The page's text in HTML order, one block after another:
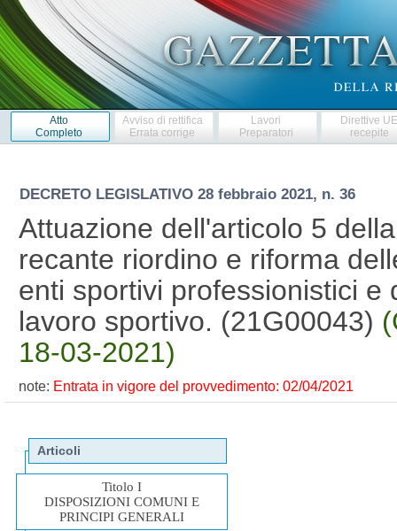
Atto
Completo
Avviso di rettifica
Errata corrige
Lavori
Preparatori
Direttive
recepite
DECRETO LEGISLATIVO 28 febbraio 2021, n. 36
Attuazione dell'articolo 5
recante riordino e riforma
enti sportivi professionistici e
lavoro sportivo. (21G00043)
18-03-2021)
note: Entrata in vigore del provvedimento: 02/04/2021